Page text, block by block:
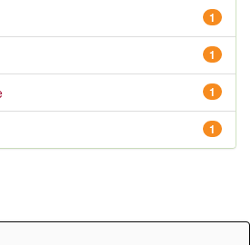
1
1
1
1